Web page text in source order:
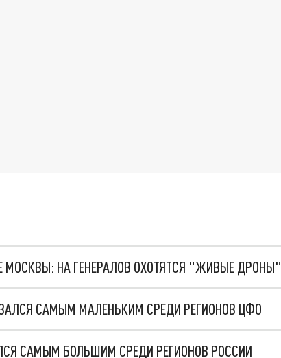
МОСКВЫ: НА ГЕНЕРАЛОВ ОХОТЯТСЯ "ЖИВЫЕ ДРОНЫ"
САМЫМ МАЛЕНЬКИМ СРЕДИ РЕГИОНОВ ЦФО
САМЫМ БОЛЬШИМ СРЕДИ РЕГИОНОВ РОССИИ